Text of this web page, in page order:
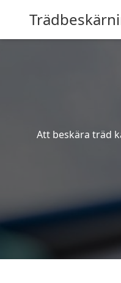
Att beskära träd